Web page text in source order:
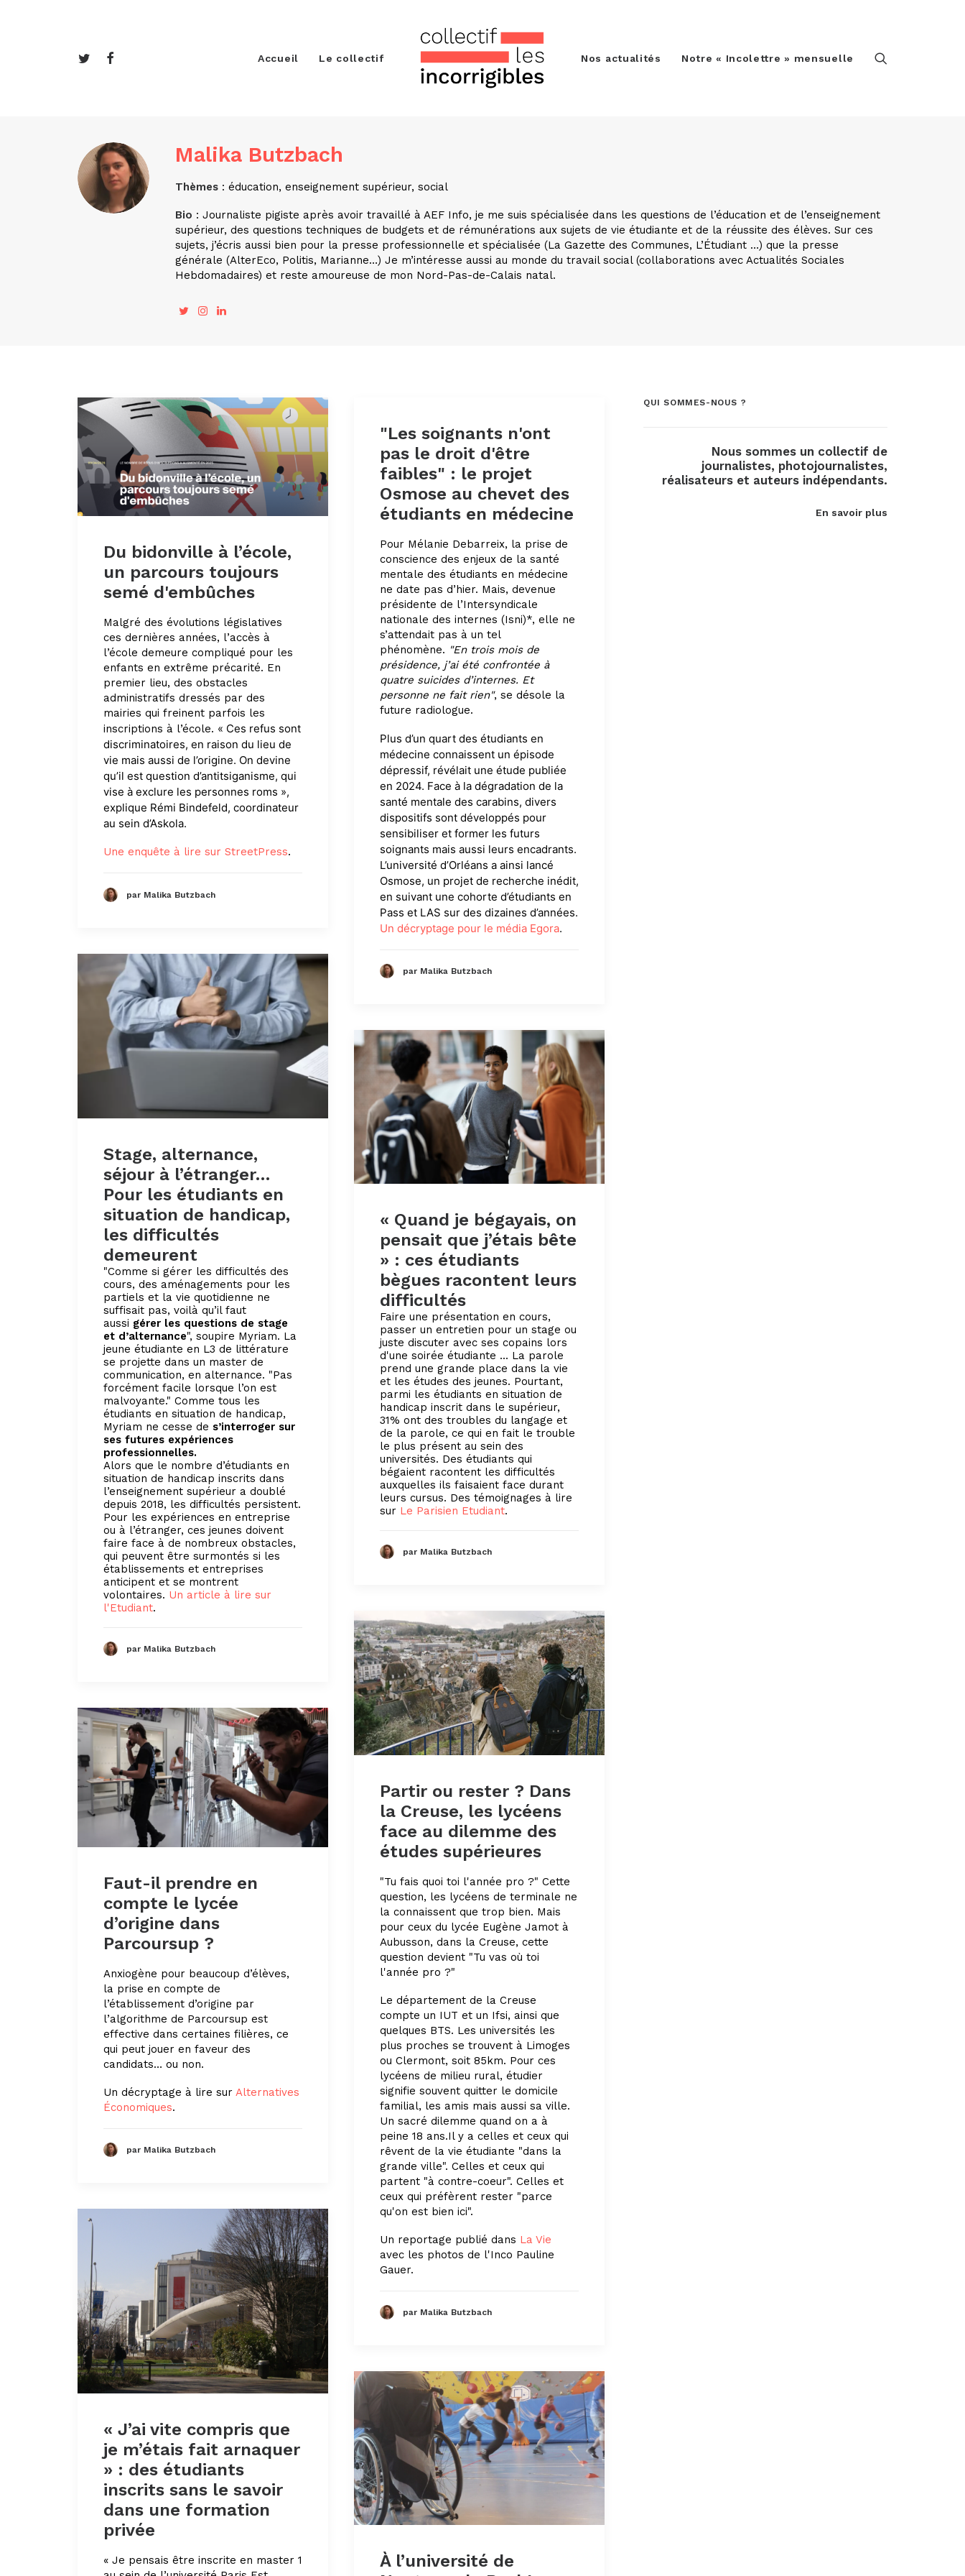
Accueil Le collectif Nos actualités Notre « Incolettre » mensuelle
Malika Butzbach
Thèmes : éducation, enseignement supérieur, social
Bio : Journaliste pigiste après avoir travaillé à AEF Info, je me suis spécialisée dans les questions de l’éducation et de l’enseignement
supérieur, des questions techniques de budgets et de rémunérations aux sujets de vie étudiante et de la réussite des élèves. Sur ces
sujets, j’écris aussi bien pour la presse professionnelle et spécialisée (La Gazette des Communes, L’Étudiant …) que la presse
générale (AlterEco, Politis, Marianne…) Je m’intéresse aussi au monde du travail social (collaborations avec Actualités Sociales
Hebdomadaires) et reste amoureuse de mon Nord-Pas-de-Calais natal.
Du bidonville à l’école,
un parcours toujours
semé d'embûches
Malgré des évolutions législatives
ces dernières années, l’accès à
l’école demeure compliqué pour les
enfants en extrême précarité. En
premier lieu, des obstacles
administratifs dressés par des
mairies qui freinent parfois les
inscriptions à l’école. « Ces refus sont
discriminatoires, en raison du lieu de
vie mais aussi de l’origine. On devine
qu’il est question d’antitsiganisme, qui
vise à exclure les personnes roms »,
explique Rémi Bindefeld, coordinateur
au sein d’Askola.
Une enquête à lire sur StreetPress.
par Malika Butzbach
"Les soignants n'ont
pas le droit d'être
faibles" : le projet
Osmose au chevet des
étudiants en médecine
Pour Mélanie Debarreix, la prise de
conscience des enjeux de la santé
mentale des étudiants en médecine
ne date pas d’hier. Mais, devenue
présidente de l’Intersyndicale
nationale des internes (Isni)*, elle ne
s’attendait pas à un tel
phénomène. "En trois mois de
présidence, j’ai été confrontée à
quatre suicides d’internes. Et
personne ne fait rien", se désole la
future radiologue.
Plus d’un quart des étudiants en
médecine connaissent un épisode
dépressif, révélait une étude publiée
en 2024. Face à la dégradation de la
santé mentale des carabins, divers
dispositifs sont développés pour
sensibiliser et former les futurs
soignants mais aussi leurs encadrants.
L’université d’Orléans a ainsi lancé
Osmose, un projet de recherche inédit,
en suivant une cohorte d’étudiants en
Pass et LAS sur des dizaines d’années.
Un décryptage pour le média Egora.
par Malika Butzbach
Stage, alternance,
séjour à l’étranger…
Pour les étudiants en
situation de handicap,
les difficultés
demeurent
"Comme si gérer les difficultés des
cours, des aménagements pour les
partiels et la vie quotidienne ne
suffisait pas, voilà qu’il faut
aussi gérer les questions de stage
et d’alternance", soupire Myriam. La
jeune étudiante en L3 de littérature
se projette dans un master de
communication, en alternance. "Pas
forcément facile lorsque l’on est
malvoyante." Comme tous les
étudiants en situation de handicap,
Myriam ne cesse de s’interroger sur
ses futures expériences
professionnelles.
Alors que le nombre d’étudiants en
situation de handicap inscrits dans
l’enseignement supérieur a doublé
depuis 2018, les difficultés persistent.
Pour les expériences en entreprise
ou à l’étranger, ces jeunes doivent
faire face à de nombreux obstacles,
qui peuvent être surmontés si les
établissements et entreprises
anticipent et se montrent
volontaires. Un article à lire sur
l'Etudiant.
par Malika Butzbach
« Quand je bégayais, on
pensait que j’étais bête
» : ces étudiants
bègues racontent leurs
difficultés
Faire une présentation en cours,
passer un entretien pour un stage ou
juste discuter avec ses copains lors
d'une soirée étudiante ... La parole
prend une grande place dans la vie
et les études des jeunes. Pourtant,
parmi les étudiants en situation de
handicap inscrit dans le supérieur,
31% ont des troubles du langage et
de la parole, ce qui en fait le trouble
le plus présent au sein des
universités. Des étudiants qui
bégaient racontent les difficultés
auxquelles ils faisaient face durant
leurs cursus. Des témoignages à lire
sur Le Parisien Etudiant.
par Malika Butzbach
Partir ou rester ? Dans
la Creuse, les lycéens
face au dilemme des
études supérieures
"Tu fais quoi toi l'année pro ?" Cette
question, les lycéens de terminale ne
la connaissent que trop bien. Mais
pour ceux du lycée Eugène Jamot à
Aubusson, dans la Creuse, cette
question devient "Tu vas où toi
l'année pro ?"
Le département de la Creuse
compte un IUT et un Ifsi, ainsi que
quelques BTS. Les universités les
plus proches se trouvent à Limoges
ou Clermont, soit 85km. Pour ces
lycéens de milieu rural, étudier
signifie souvent quitter le domicile
familial, les amis mais aussi sa ville.
Un sacré dilemme quand on a à
peine 18 ans.Il y a celles et ceux qui
rêvent de la vie étudiante "dans la
grande ville". Celles et ceux qui
partent "à contre-coeur". Celles et
ceux qui préfèrent rester "parce
qu'on est bien ici".
Un reportage publié dans La Vie
avec les photos de l'Inco Pauline
Gauer.
par Malika Butzbach
Faut-il prendre en
compte le lycée
d’origine dans
Parcoursup ?
Anxiogène pour beaucoup d’élèves,
la prise en compte de
l’établissement d’origine par
l’algorithme de Parcoursup est
effective dans certaines filières, ce
qui peut jouer en faveur des
candidats… ou non.
Un décryptage à lire sur Alternatives
Économiques.
par Malika Butzbach
« J’ai vite compris que
je m’étais fait arnaquer
» : des étudiants
inscrits sans le savoir
dans une formation
privée
« Je pensais être inscrite en master 1
À l’université de
QUI SOMMES-NOUS ?
Nous sommes un collectif de
journalistes, photojournalistes,
réalisateurs et auteurs indépendants.
En savoir plus